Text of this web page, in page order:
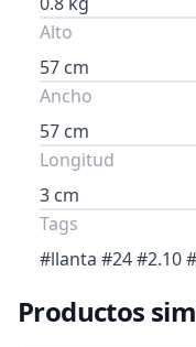
Alto
57 cm
Ancho
57 cm
Longitud
3 cm
Tags
#llanta #24 #2.10
Productos